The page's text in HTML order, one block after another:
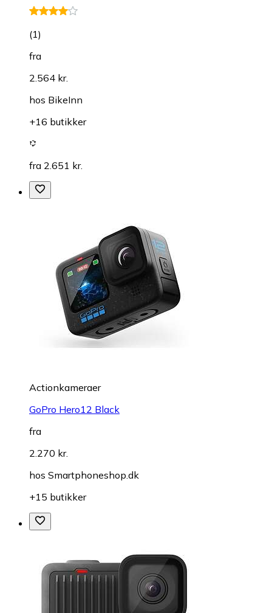
(1)
fra
2.564 kr.
hos BikeInn
+16 butikker
fra 2.651 kr.
Actionkameraer
GoPro Hero12 Black
fra
2.270 kr.
hos Smartphoneshop.dk
+15 butikker